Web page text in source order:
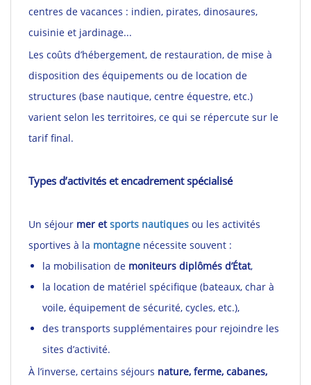
centres de vacances : indien, pirates, dinosaures,
cuisinie et jardinage...
Les coûts d’hébergement, de restauration, de mise à
disposition des équipements ou de location de
structures (base nautique, centre équestre, etc.)
varient selon les territoires, ce qui se répercute sur le
tarif final.
Types d’activités et encadrement spécialisé
Un séjour mer etsports nautiques ou les activités
sportives à la montagne nécessite souvent :
la mobilisation de moniteurs diplômés d’État,
la location de matériel spécifique (bateaux, char à
voile, équipement de sécurité, cycles, etc.),
des transports supplémentaires pour rejoindre les
sites d’activité.
À l’inverse, certains séjours nature, ferme, cabanes,